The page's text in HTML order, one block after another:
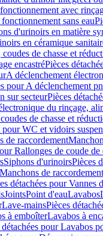
avec
sans eau
d'urinoirs en matière
en céramique
coudes de chasse et
encastréPièces
A déclenchement
pour A déclenchement
sur secteurPièces
du rinçage,
de chasse et
pour WC et vidoirs
de raccordement
Rallonges de coude de
Siphons d'urinoirsPièces
Manchons de raccordement
détachées pour Vannes
JointsPoint d'eauLavabos
Lave-mainsPièces
à emboîterLavabos à
détachées pour Lavabos